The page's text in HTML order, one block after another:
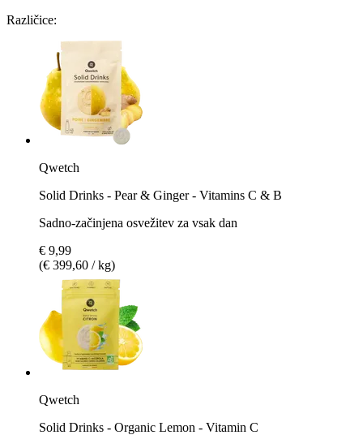
Različice:
Qwetch
Solid Drinks - Pear & Ginger - Vitamins C & B
Sadno-začinjena osvežitev za vsak dan
€ 9,99
(€ 399,60 / kg)
Qwetch
Solid Drinks - Organic Lemon - Vitamin C